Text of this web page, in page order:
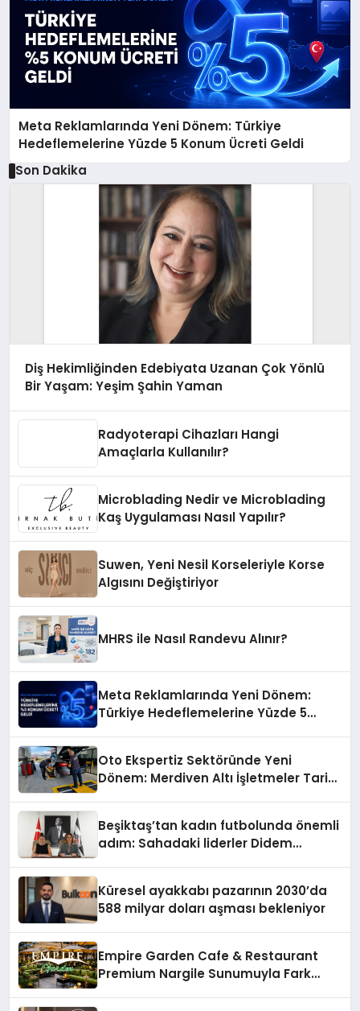
Meta Reklamlarında Yeni Dönem: Türkiye
Hedeflemelerine Yüzde 5 Konum Ücreti Geldi
Son Dakika
Diş Hekimliğinden Edebiyata Uzanan Çok Yönlü
Bir Yaşam: Yeşim Şahin Yaman
Radyoterapi Cihazları Hangi
Amaçlarla Kullanılır?
Microblading Nedir ve Microblading
Kaş Uygulaması Nasıl Yapılır?
Suwen, Yeni Nesil Korseleriyle Korse
Algısını Değiştiriyor
MHRS ile Nasıl Randevu Alınır?
Meta Reklamlarında Yeni Dönem:
Türkiye Hedeflemelerine Yüzde 5
Oto Ekspertiz Sektöründe Yeni
Dönem: Merdiven Altı İşletmeler Tarih
Beşiktaş’tan kadın futbolunda önemli
adım: Sahadaki liderler Didem
Küresel ayakkabı pazarının 2030’da
588 milyar doları aşması bekleniyor
Empire Garden Cafe & Restaurant
Premium Nargile Sunumuyla Fark